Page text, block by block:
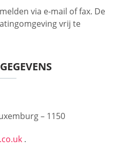
via e-mail of fax. De
vrij te
– 1150
.